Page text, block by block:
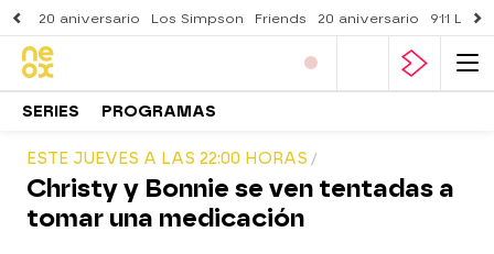
20 aniversario Los Simpson Friends 20 aniversario 911
SERIES PROGRAMAS
ESTE JUEVES A LAS 22:00 HORAS
Christy y Bonnie se ven tentadas a
tomar una medicación